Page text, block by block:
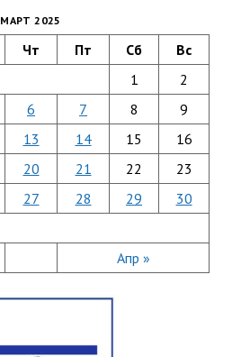
МАРТ 2025
Чт Пт Сб Вс
Апр »
1
2
6 7 8
9
13 14 15
16
20 21 22
23
27 28 29
30